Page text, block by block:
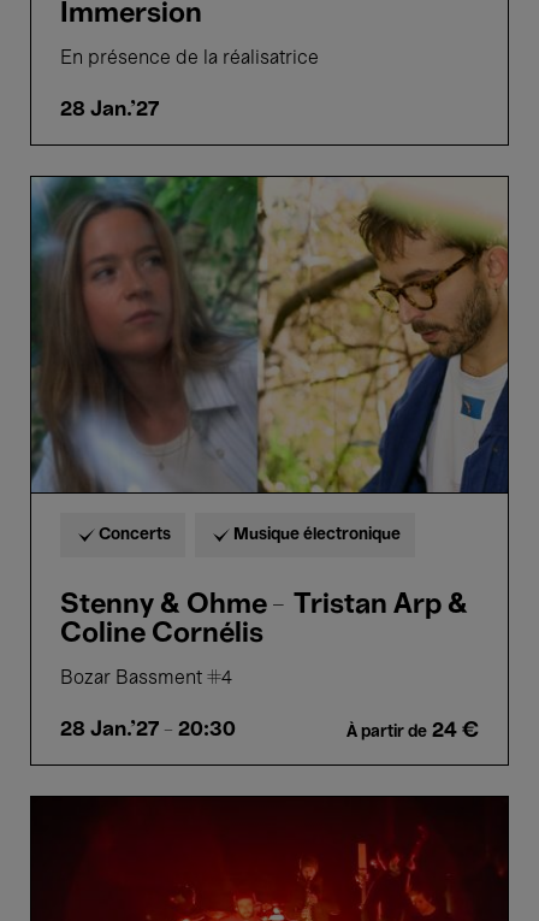
Immersion
En présence de la réalisatrice
28 Jan.'27
Stenny
&
Ohme
–
Tristan
Concerts Musique électronique
Stenny & Ohme – Tristan Arp &
Coline Cornélis
Bozar Bassment #4
28 Jan.'27 - 20:30 À partir de 24 €